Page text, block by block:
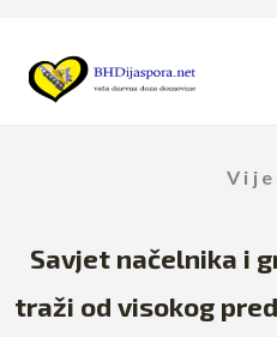
content
Savjet načelnika i
traži od visokog